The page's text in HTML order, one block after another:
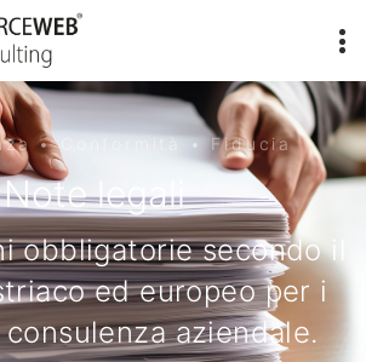
• Conformità • Fiducia
Note legali
obbligatorie secondo il
ed europeo per i
aziendale.